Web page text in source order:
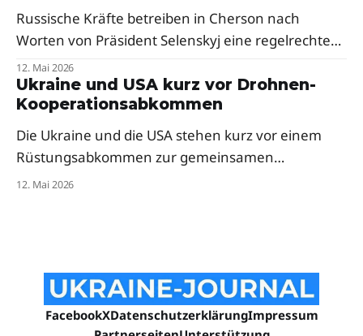
Russische Kräfte betreiben in Cherson nach
Worten von Präsident Selenskyj eine regelrechte
Menschenjagd mit Drohnen. Der Präsident fordert
dringend mehr Abfangsysteme und Mittel zur
elektronischen Kriegsführung für die frontnahe
Stadt.
12. Mai 2026
Ukraine und USA kurz vor Drohnen-
Kooperationsabkommen
Die Ukraine und die USA stehen kurz vor einem
Rüstungsabkommen zur gemeinsamen
Drohnenproduktion. Das Pentagon hat
12. Mai 2026
FacebookXDatenschutzerklärungImpressum